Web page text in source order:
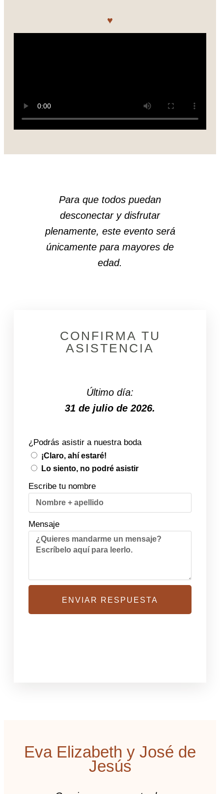
♥︎
Para que todos puedan
desconectar y disfrutar
plenamente, este evento será
únicamente para mayores de
edad.
CONFIRMA TU
ASISTENCIA
Último día:
31 de julio de 2026.
¿Podrás asistir a nuestra boda
¡Claro, ahí estaré!
Lo siento, no podré asistir
Escribe tu nombre
Mensaje
ENVIAR RESPUESTA
Eva Elizabeth y José de
Jesús